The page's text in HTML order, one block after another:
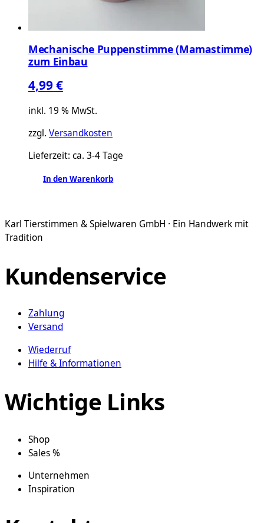
Mechanische Puppenstimme (Mamastimme)
zum Einbau
4,99€
inkl. 19 % MwSt.
zzgl. Versandkosten
Lieferzeit: ca. 3-4 Tage
In den Warenkorb
Karl Tierstimmen & Spielwaren GmbH · Ein Handwerk mit
Tradition
Kundenservice
Zahlung
Versand
Wiederruf
Hilfe & Informationen
Wichtige Links
Shop
Sales %
Unternehmen
Inspiration